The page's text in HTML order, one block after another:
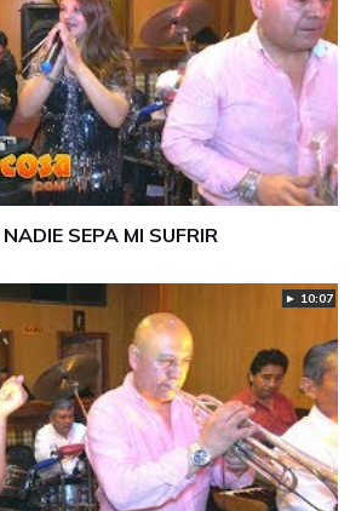
SEPA MI SUFRIR
► 10:07